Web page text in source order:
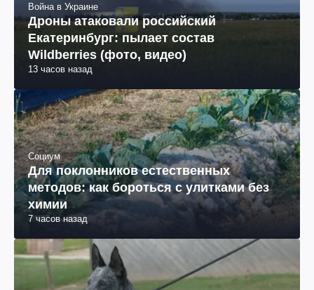
Война в Украине
Дроны атаковали российский
Екатеринбург: пылает состав
Wildberries (фото, видео)
13 часов назад
Социум
Для поклонников естественных
методов: как бороться с улитками без
химии
7 часов назад